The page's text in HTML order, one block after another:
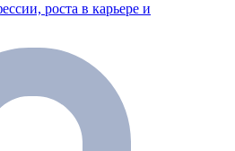
роста в карьере и